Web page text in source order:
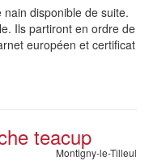
disponible de suite.
Ils partiront en ordre de
européen et certificat
teacup
Montigny-le-Tilleul